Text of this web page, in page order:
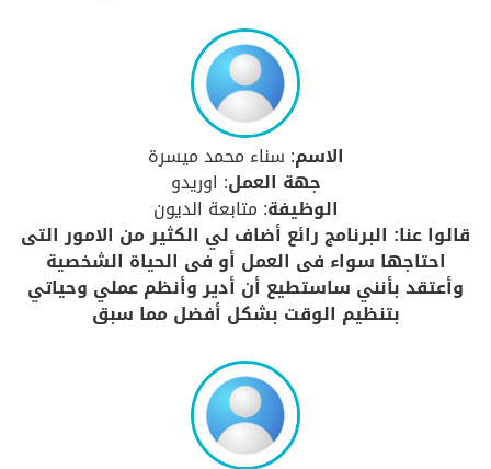
الاسم: سناء محمد ميسرة
جهة العمل: اوريدو
الوظيفة: متابعة الديون
قالوا عنا: البرنامج رائع أضاف لي الكثير من الامور التى
احتاجها سواء فى العمل أو فى الحياة الشخصية
وأعتقد بأنني ساستطيع أن أدير وأنظم عملي وحياتي
بتنظيم الوقت بشكل أفضل مما سبق